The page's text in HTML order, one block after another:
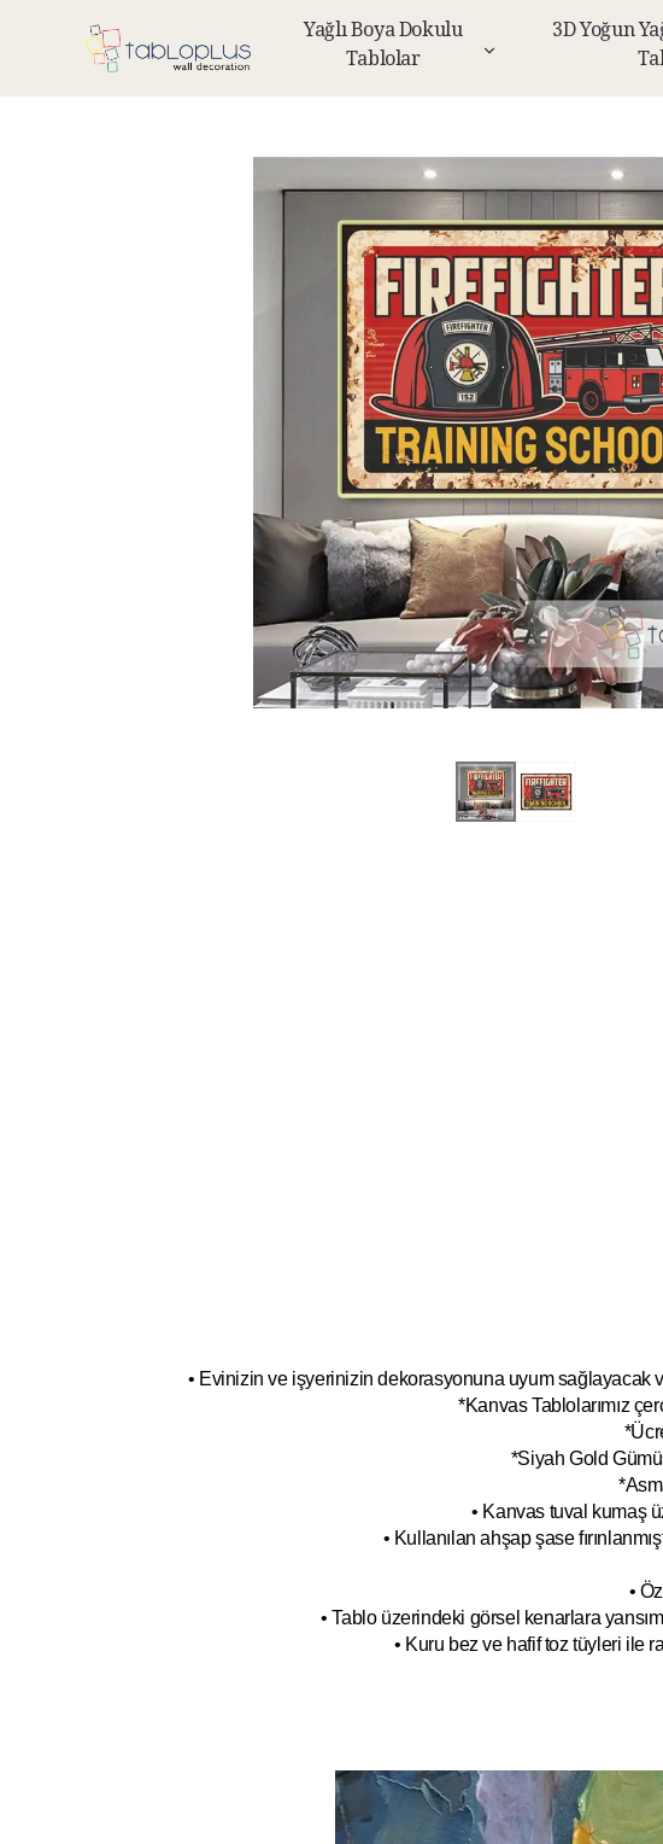
Yağlı Boya Dokulu
Tablolar
3D Yoğun
• Evinizin ve işyerinizin dekorasyonuna uyum sağlayacak
*Kanvas Tablolarımız
*Siyah Gold
• Kanvas tuval kumaş
• Kullanılan ahşap şase
•
• Tablo üzerindeki görsel kenarlara
• Kuru bez ve hafif toz tüyleri ile